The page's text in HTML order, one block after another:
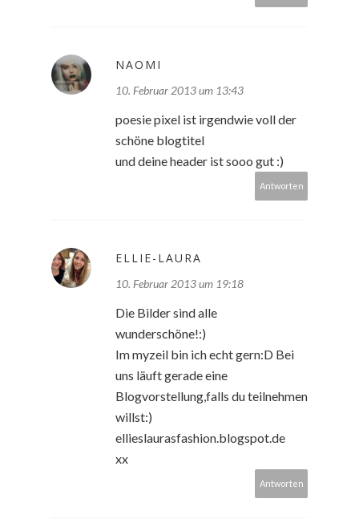
NAOMI
10. Februar 2013 um 13:43
poesie pixel ist irgendwie voll der
schöne blogtitel
und deine header ist sooo gut :)
Antworten
ELLIE-LAURA
10. Februar 2013 um 19:18
Die Bilder sind alle
wunderschöne!:)
Im myzeil bin ich echt gern:D Bei
uns läuft gerade eine
Blogvorstellung,falls du teilnehmen
willst:)
ellieslaurasfashion.blogspot.de
xx
Antworten